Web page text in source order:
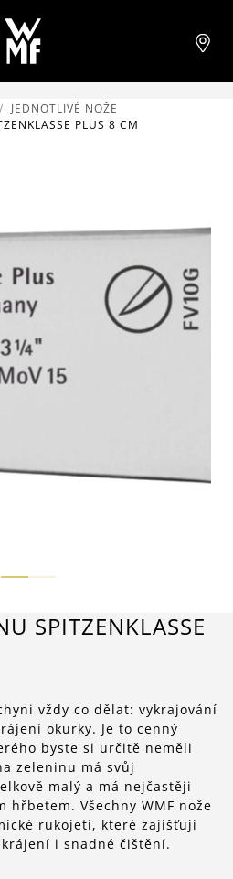
JEDNOTLIVÉ NOŽE
PLUS 8 CM
SPITZENKLASSE
vždy co dělat: vykrajování
okurky. Je to cenný
byste si určitě neměli
zeleninu má svůj
malý a má nejčastěji
hřbetem. Všechny WMF nože
rukojeti, které zajišťují
i snadné čištění.